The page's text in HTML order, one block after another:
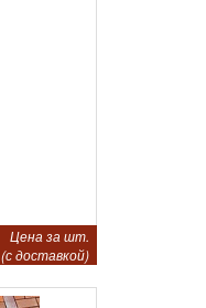
Цена за шт.
(с доставкой)